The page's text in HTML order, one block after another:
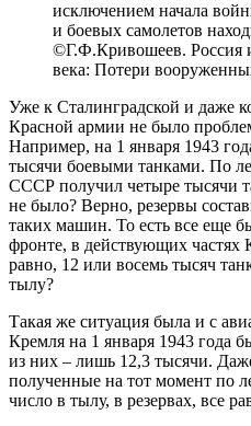
исключением начала
и боевых самолетов
©Г.Ф.Кривошеев.
века: Потери
Уже к Сталинградской и даже
Красной армии не было
Например, на 1 января 1943
тысячи боевыми танками. По
СССР получил четыре тысячи
не было? Верно, резервы
таких машин. То есть все еще
фронте, в действующих частях
равно, 12 или восемь тысяч
тылу?
Такая же ситуация была и с
Кремля на 1 января 1943 года
из них – лишь 12,3 тысячи.
полученные на тот момент по
число в тылу, в резервах, все